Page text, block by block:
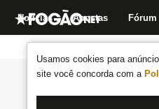
Usamos cookies para
site você concorda com a
Notícias Apostas Fórum